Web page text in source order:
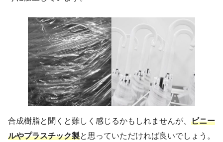
合成樹脂と聞くと難しく感じるかもしれませんが、 ビニー
ルやプラスチック製と思っていただければ良いでしょう。